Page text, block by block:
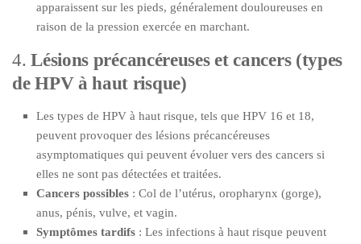
apparaissent sur les pieds, généralement douloureuses en
raison de la pression exercée en marchant.
4.Lésions précancéreuses et cancers (types
de HPV à haut risque)
Les types de HPV à haut risque, tels que HPV 16 et 18,
peuvent provoquer des lésions précancéreuses
asymptomatiques qui peuvent évoluer vers des cancers si
elles ne sont pas détectées et traitées.
Cancers possibles : Col de l’utérus, oropharynx (gorge),
anus, pénis, vulve, et vagin.
Symptômes tardifs : Les infections à haut risque peuvent